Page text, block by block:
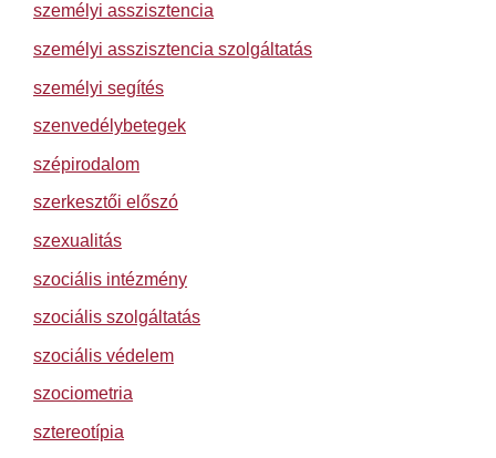
személyi asszisztencia
személyi asszisztencia szolgáltatás
személyi segítés
szenvedélybetegek
szépirodalom
szerkesztői előszó
szexualitás
szociális intézmény
szociális szolgáltatás
szociális védelem
szociometria
sztereotípia